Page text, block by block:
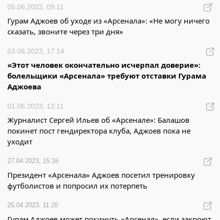
05.06.2023, 09:11
Гурам Аджоев об уходе из «Арсенала»: «Не могу ничего
сказать, звоните через три дня»
03.06.2023, 17:14
«Этот человек окончательно исчерпал доверие»:
болельщики «Арсенала» требуют отставки Гурама
Аджоева
01.06.2023, 12:11
Журналист Сергей Ильев об «Арсенале»: Балашов
покинет пост гендиректора клуба, Аджоев пока не
уходит
27.04.2023, 15:16
Президент «Арсенала» Аджоев посетил тренировку
футболистов и попросил их потерпеть
25.04.2023, 11:20